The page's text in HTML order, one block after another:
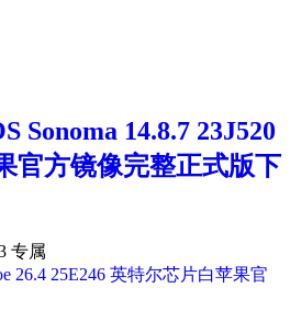
Sonoma 14.8.7 23J520
官方镜像完整正式版下
专属